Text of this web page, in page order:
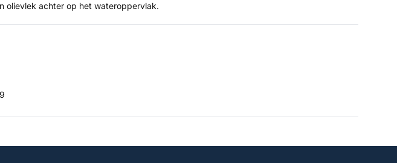
olievlek achter op het wateroppervlak.